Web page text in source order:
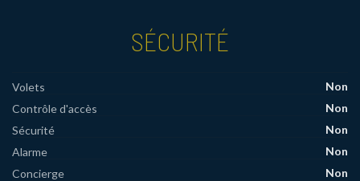
SÉCURITÉ
Volets
Non
Contrôle d'accès
Non
Sécurité
Non
Alarme
Non
Concierge
Non